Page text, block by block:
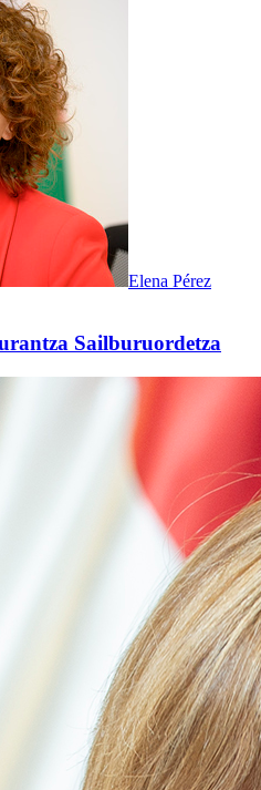
Elena Pérez
Sailburuordetza